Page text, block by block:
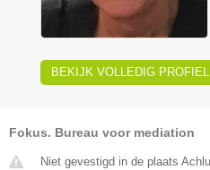
BEKIJK VOLLEDIG PROFIEL
Fokus. Bureau voor mediation
Niet gevestigd in de plaats